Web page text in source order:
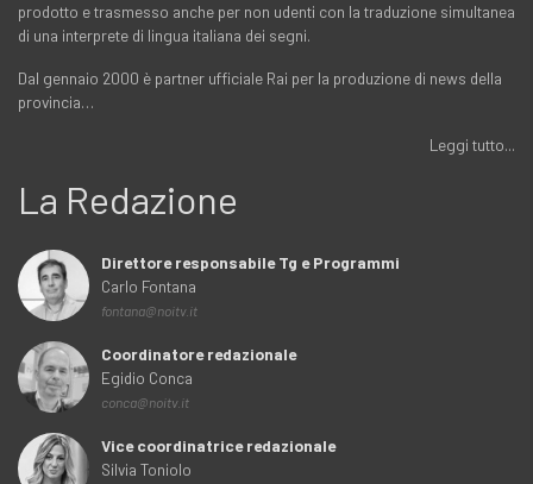
prodotto e trasmesso anche per non udenti con la traduzione simultanea
di una interprete di lingua italiana dei segni.
Dal gennaio 2000 è partner ufficiale Rai per la produzione di news della
provincia…
Leggi tutto...
La Redazione
Direttore responsabile Tg e Programmi
Carlo Fontana
fontana@noitv.it
Coordinatore redazionale
Egidio Conca
conca@noitv.it
Vice coordinatrice redazionale
Silvia Toniolo